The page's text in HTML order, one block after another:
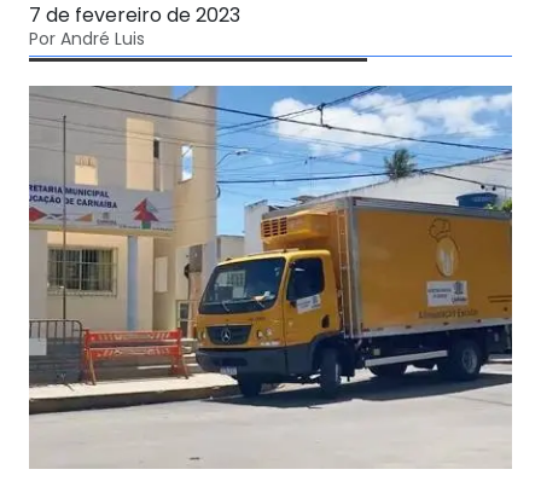
7 de fevereiro de 2023
Por André Luis